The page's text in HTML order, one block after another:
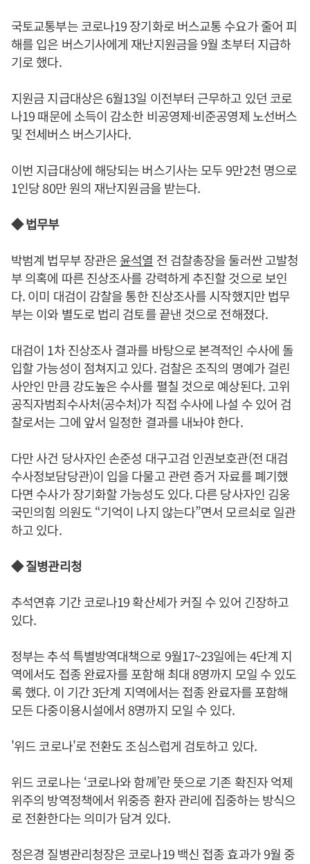
국토교통부는 코로나19 장기화로 버스교통 수요가 줄어 피
해를 입은 버스기사에게 재난지원금을 9월 초부터 지급하
기로 했다.
지원금 지급대상은 6월13일 이전부터 근무하고 있던 코로
나19 때문에 소득이 감소한 비공영제·비준공영제 노선버스
및 전세버스 버스기사다.
이번 지급대상에 해당되는 버스기사는 모두 9만2천 명으로
1인당 80만 원의 재난지원금을 받는다.
◆ 법무부
박범계 법무부 장관은윤석열 전 검찰총장을 둘러싼 고발청
부 의혹에 따른 진상조사를 강력하게 추진할 것으로 보인
다. 이미 대검이 감찰을 통한 진상조사를 시작했지만 법무
부는 이와 별도로 법리 검토를 끝낸 것으로 전해졌다.
대검이 1차 진상조사 결과를 바탕으로 본격적인 수사에 돌
입할 가능성이 점쳐지고 있다. 검찰은 조직의 명예가 걸린
사안인 만큼 강도높은 수사를 펼칠 것으로 예상된다. 고위
공직자범죄수사처(공수처)가 직접 수사에 나설 수 있어 검
찰로서는 그에 앞서 일정한 결과를 내놔야 한다.
다만 사건 당사자인 손준성 대구고검 인권보호관(전 대검
수사정보담당관)이 입을 다물고 관련 증거 자료를 폐기했
다면 수사가 장기화할 가능성도 있다. 다른 당사자인 김웅
국민의힘 의원도 “기억이 나지 않는다”면서 모르쇠로 일관
하고 있다.
◆ 질병관리청
추석연휴 기간 코로나19 확산세가 커질 수 있어 긴장하고
있다.
정부는 추석 특별방역대책으로 9월17~23일에는 4단계 지
역에서도 접종 완료자를 포함해 최대 8명까지 모일 수 있도
록 했다. 이 기간 3단계 지역에서는 접종 완료자를 포함해
모든 다중이용시설에서 8명까지 모일 수 있다.
'위드 코로나'로 전환도 조심스럽게 검토하고 있다.
위드 코로나는 ‘코로나와 함께’란 뜻으로 기존 확진자 억제
위주의 방역정책에서 위중증 환자 관리에 집중하는 방식으
로 전환한다는 의미가 담겨 있다.
정은경 질병관리청장은 코로나19 백신 접종 효과가 9월 중